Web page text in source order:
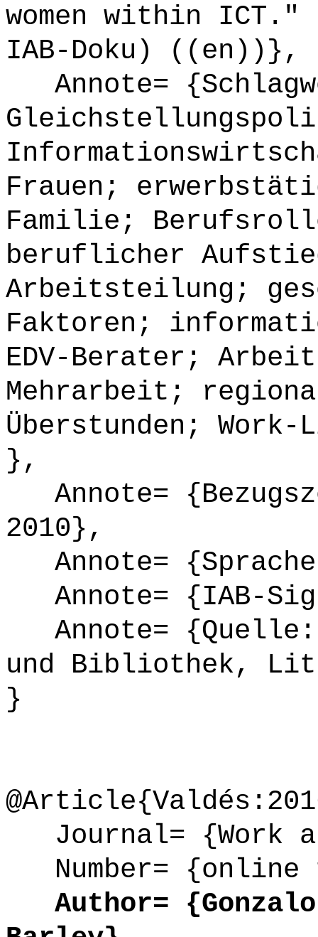
women within
IAB-Doku) ((en))},
Annote=
Frauen;
Familie;
beruflicher
Arbeitsteilung;
Faktoren;
EDV-Berater;
Mehrarbeit;
Überstunden;
},
Annote=
2010},
Annote=
Annote= {IAB-
Annote= {Quelle:
und Bibliothek,
}
Journal= {Work
Number=
Author= {Gonzalo